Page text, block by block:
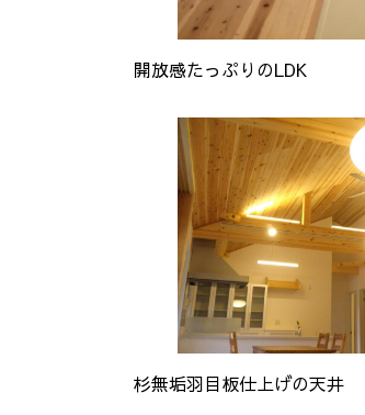
開放感たっぷりのLDK
杉無垢羽目板仕上げの天井